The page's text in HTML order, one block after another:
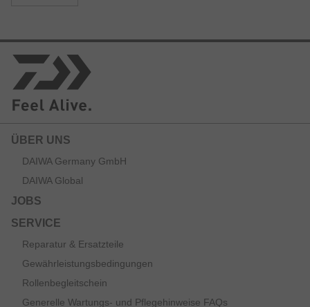
ÜBER UNS
DAIWA Germany GmbH
DAIWA Global
JOBS
SERVICE
Reparatur & Ersatzteile
Gewährleistungsbedingungen
Rollenbegleitschein
Generelle Wartungs- und Pflegehinweise FAQs